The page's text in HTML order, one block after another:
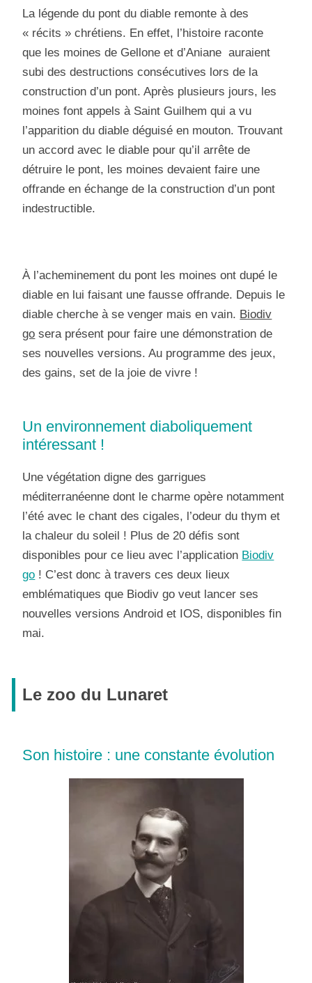
La légende du pont du diable remonte à des
« récits » chrétiens. En effet, l’histoire raconte
que les moines de Gellone et d’Aniane auraient
subi des destructions consécutives lors de la
construction d’un pont. Après plusieurs jours, les
moines font appels à Saint Guilhem qui a vu
l’apparition du diable déguisé en mouton. Trouvant
un accord avec le diable pour qu’il arrête de
détruire le pont, les moines devaient faire une
offrande en échange de la construction d’un pont
indestructible.
À l’acheminement du pont les moines ont dupé le
diable en lui faisant une fausse offrande. Depuis le
diable cherche à se venger mais en vain. Biodiv
go sera présent pour faire une démonstration de
ses nouvelles versions. Au programme des jeux,
des gains, set de la joie de vivre !
Un environnement diaboliquement
intéressant !
Une végétation digne des garrigues
méditerranéenne dont le charme opère notamment
l’été avec le chant des cigales, l’odeur du thym et
la chaleur du soleil ! Plus de 20 défis sont
disponibles pour ce lieu avec l’application Biodiv
go ! C’est donc à travers ces deux lieux
emblématiques que Biodiv go veut lancer ses
nouvelles versions Android et IOS, disponibles fin
mai.
Le zoo du Lunaret
Son histoire : une constante évolution